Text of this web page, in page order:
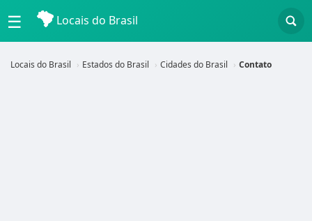
☰ Locais do Brasil
Locais do Brasil Estados do Brasil Cidades do Brasil Contato